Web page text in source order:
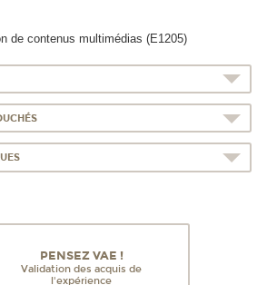
de contenus multimédias (E1205)
PENSEZ VAE !
Validation des acquis de
l'expérience